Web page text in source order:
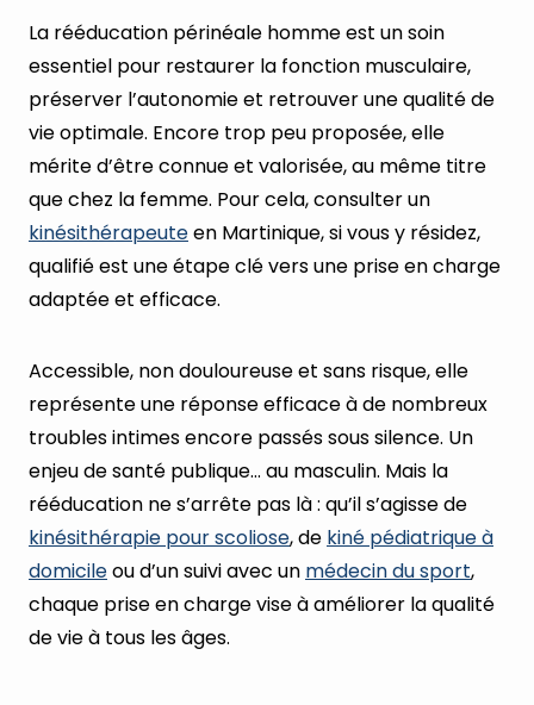
La rééducation périnéale homme est un soin
essentiel pour restaurer la fonction musculaire,
préserver l’autonomie et retrouver une qualité de
vie optimale. Encore trop peu proposée, elle
mérite d’être connue et valorisée, au même titre
que chez la femme. Pour cela, consulter un
kinésithérapeuteen Martinique, si vous y résidez,
qualifié est une étape clé vers une prise en charge
adaptée et efficace.
Accessible, non douloureuse et sans risque, elle
représente une réponse efficace à de nombreux
troubles intimes encore passés sous silence. Un
enjeu de santé publique… au masculin. Mais la
rééducation ne s’arrête pas là : qu’il s’agisse de
kinésithérapie pour scoliose, de kiné pédiatrique à
domicileou d’un suivi avec un médecin du sport,
chaque prise en charge vise à améliorer la qualité
de vie à tous les âges.